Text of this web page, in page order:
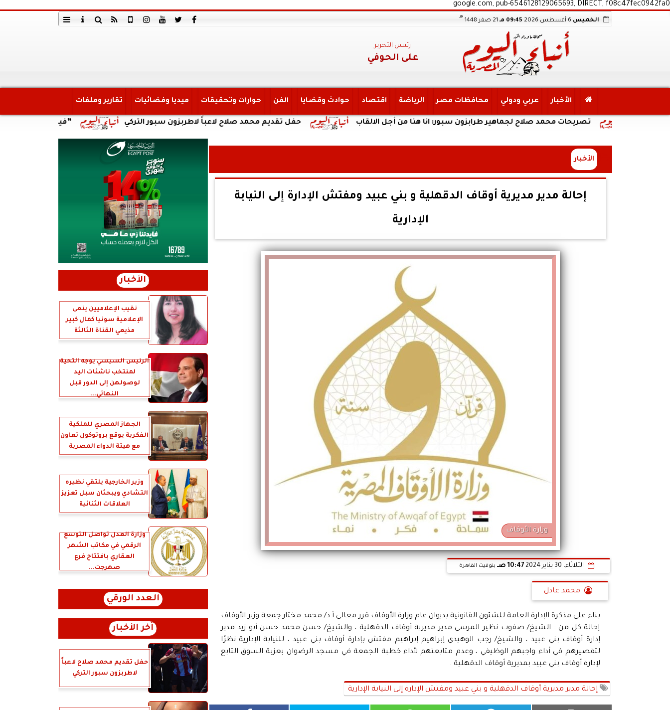
google.com, pub-6546128129065693, DIRECT, f08c47fec0942fa0
الخميس 09:45 مـ 21 صفر 1448
هـ
رئيس التحرير
على الحوفي
الأخبار عربي ودولي محافظات مصر الرياضة اقتصاد حوادث وقضايا الفن حوارات وتحقيقات ميديا وفضائيات تقارير وملفات
”فيفا” يهنئ شوقي غريب حفل تقديم محمد صلاح لاعباً لاطربزون سبور التركي تصريحات محمد صلاح لجماهير طرابزون سبور: انا هنا من أجل الالقاب
الأخبار
إحالة مدير مديرية أوقاف الدقهلية و بني عبيد ومفتش الإدارة إلى النيابة
الإدارية
وزارة الأوقاف
الثلاثاء، 30 يناير 2024 10:47 صـ بتوقيت القاهرة
محمد عادل
بناء على مذكرة الإدارة العامة للشئون القانونية بديوان عام وزارة الأوقاف قرر معالي أ.د/ محمد مختار جمعة وزير الأوقاف
إحالة كل من : الشيخ/ صفوت نظير المرسي مدير مديرية أوقاف الدقهلية ، والشيخ/ حسن محمد حسن أبو زيد مدير
إدارة أوقاف بني عبيد ، والشيخ/ رجب الوهيدي إبراهيم إبراهيم مفتش بإدارة أوقاف بني عبيد ، للنيابة الإدارية نظرًا
لتقصيرهم في أداء واجبهم الوظيفي ، وعدم متابعتهم لأداء خطبة الجمعة في مسجد الرضوان بعزبة السوق التابع
لإدارة أوقاف بني عبيد بمديرية أوقاف الدقهلية .
إحالة مدير مديرية أوقاف الدقهلية و بني عبيد ومفتش الإدارة إلى النيابة الإدارية
الأخبار
نقيب الإعلاميين ينعى
الإعلامية سونيا كمال كبير
مذيعي القناة الثالثة
الرئيس السيسي يوجه التحية
لمنتخب ناشئات اليد
لوصولهن إلى الدور قبل
النهائي...
الجهاز المصري للملكية
الفكرية يوقع بروتوكول تعاون
مع هيئة الدواء المصرية
وزير الخارجية يلتقي نظيره
التشادي ويبحثان سبل تعزيز
العلاقات الثنائية
وزارة العدل تُواصل التوسع
الرقمي في مكاتب الشهر
العقاري بافتتاح فرع
صهرجت...
العدد الورقي
آخر الأخبار
حفل تقديم محمد صلاح لاعباً
لاطربزون سبور التركي